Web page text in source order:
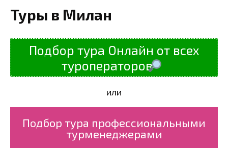
Туры в Милан
Подбор тура Онлайн от всех
туроператоров
или
Подбор тура профессиональными
турменеджерами